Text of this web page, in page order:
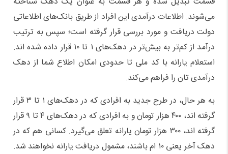
می‌شوند. اطلاعات درآمدی این افراد از طریق بانک‌های اطلاعاتی
دولت دریافت و مورد بررسی قرار گرفته است؛ سپس به ترتیب
درآمد از کم‌تر به بیش‌تر در دهک‌های ۱ تا ۱۰ قرار داده شده اند.
استعلام یارانه با کد ملی تا حدودی امکان اطلاع شما از دهک
درآمدی تان را فراهم می‌کند.
به هر حال، در طرح جدید به افرادی که در دهک‌های ۱ تا ۳ قرار
گرفته اند، ۴۰۰ هزار تومان و به افرادی که در دهک‌های ۴ تا ۹ قرار
گرفته اند، ۳۰۰ هزار تومان یارانه تعلق می‌گیرد. کسانی هم که در
دهک آخر یعنی ۱۰ ام باشند، مشمول دریافت یارانه نخواهند شد.